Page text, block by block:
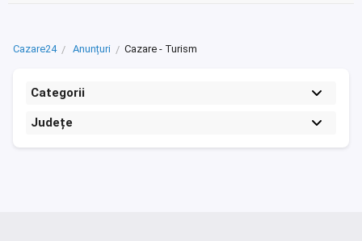
Cazare24 Anunțuri Cazare - Turism
Categorii
Județe